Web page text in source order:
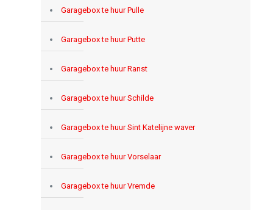
Garagebox te huur Pulle
Garagebox te huur Putte
Garagebox te huur Ranst
Garagebox te huur Schilde
Garagebox te huur Sint Katelijne waver
Garagebox te huur Vorselaar
Garagebox te huur Vremde